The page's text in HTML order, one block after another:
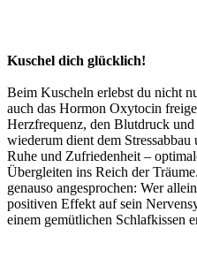
Kuschel dich glücklich!
Beim Kuscheln erlebst du nicht
auch das Hormon Oxytocin
Herzfrequenz, den Blutdruck
wiederum dient dem
Ruhe und Zufriedenheit –
Übergleiten ins Reich der
genauso angesprochen: Wer
positiven Effekt auf sein
einem gemütlichen Schlafkissen